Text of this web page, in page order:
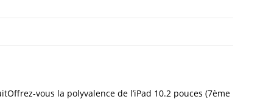
vous la polyvalence de l’iPad 10.2 pouces (7ème